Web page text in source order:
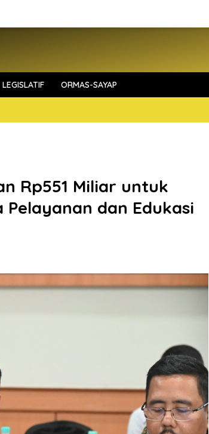
LEGISLATIF ORMAS-SAYAP
Rp551 Miliar untuk
dan Edukasi